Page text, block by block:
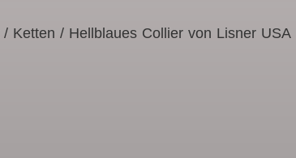
/ Ketten / Hellblaues Collier von Lisner USA